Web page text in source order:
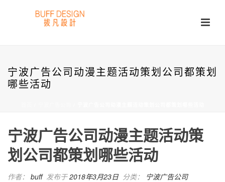
宁波广告公司动漫主题活动策划公司都策划
哪些活动
宁波广告公司动漫主题活动策
划公司都策划哪些活动
作者： buff 发布于2018年3月23日 分类： 宁波广告公司